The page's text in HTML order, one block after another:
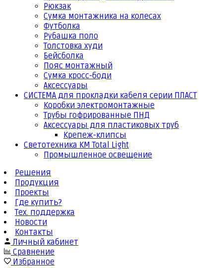
Рюкзак
Сумка монтажника на колесах
Футболка
Рубашка поло
Толстовка худи
Бейсболка
Пояс монтажный
Сумка кросс-боди
Аксессуары
СИСТЕМА для прокладки кабеля серии ПЛАСТ
Коробки электромонтажные
Трубы гофрированные ПНД
Аксессуары для пластиковых труб
Крепеж-клипсы
Светотехника КМ Total Light
Промышленное освещение
Решения
Продукция
Проекты
Где купить?
Тех. поддержка
Новости
Контакты
Личный кабинет
Сравнение
Избранное